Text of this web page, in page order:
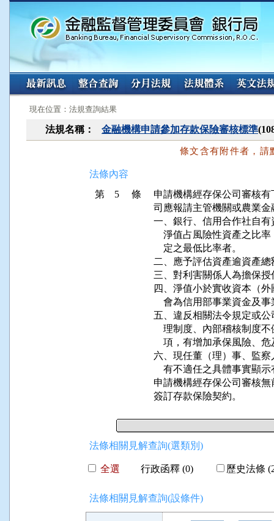
:::
現在位置：法規查詢結果
法規名稱： 金融機構申請參加存款保險審核標準
條文含有附件者，請
法條內容
第 5 條
申請機構經存保公司審核
司應報請主管機關或農業
一、銀行、信用合作社自
淨值占風險性資產之比
    定之最低比率者。
二、應予評估資產逾資產
三、對利害關係人為擔保
四、淨值小於實收資本（
會為信用部事業資金及
五、違反相關法令規定或
理制度、內部稽核制度
項，有增加承保風險、
六、現任董（理）事、監
有不適任之具體事實顯
申請機構經存保公司審核
簽訂存款保險契約。
法條相關見解查詢(選類別)
全選 行政函釋 (0) 歷史法條
法條相關見解查詢(設條件)